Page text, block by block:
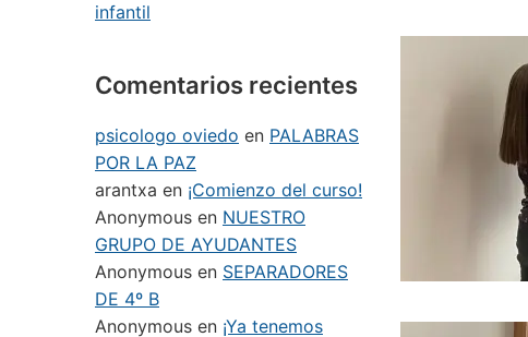
infantil
Comentarios recientes
psicologo oviedo en PALABRAS
POR LA PAZ
arantxa en ¡Comienzo del curso!
Anonymous en NUESTRO
GRUPO DE AYUDANTES
Anonymous en SEPARADORES
DE 4º B
Anonymous en ¡Ya tenemos